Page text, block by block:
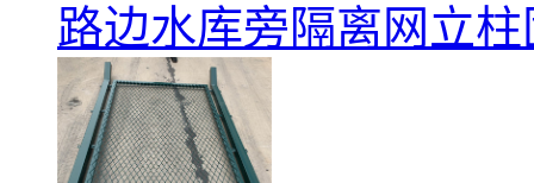
路边水库旁隔离网立